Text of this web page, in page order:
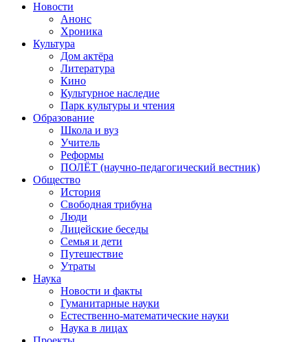
Новости
Анонс
Хроника
Культура
Дом актёра
Литература
Кино
Культурное наследие
Парк культуры и чтения
Образование
Школа и вуз
Учитель
Реформы
ПОЛЁТ (научно-педагогический вестник)
Общество
История
Свободная трибуна
Люди
Лицейские беседы
Семья и дети
Путешествие
Утраты
Наука
Новости и факты
Гуманитарные науки
Естественно-математические науки
Наука в лицах